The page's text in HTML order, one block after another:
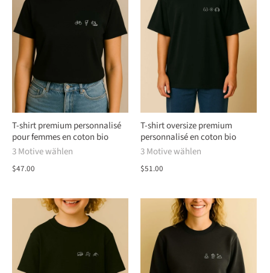
T-shirt premium personnalisé
pour femmes en coton bio
3 Motive wählen
$47.00
T-shirt oversize premium
personnalisé en coton bio
3 Motive wählen
$51.00